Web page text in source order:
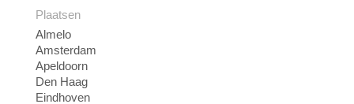
Plaatsen
Almelo
Amsterdam
Apeldoorn
Den Haag
Eindhoven